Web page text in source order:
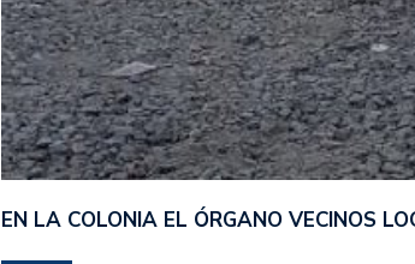
EN LA COLONIA EL ÓRGANO VECINOS